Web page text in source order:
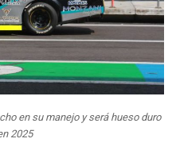
en su manejo y será hueso duro
2025